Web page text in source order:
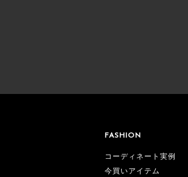
FASHION
コーディネート実例
今買いアイテム